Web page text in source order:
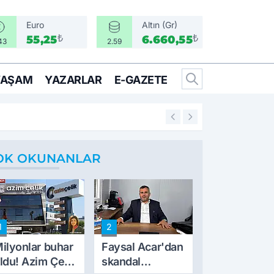
Euro
55,25₺ 2.59
Altın (Gr)
6.660,55₺
YAZARLAR E-GAZETE
14:25
OKUNANLAR
buhar
Azim Çelik
2
Faysal Acar'dan
skandal